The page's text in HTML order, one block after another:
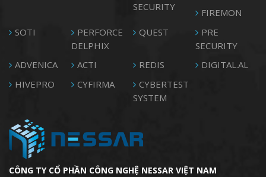
SECURITY
FIREMON
SOTI
PERFORCE
DELPHIX
QUEST
PRE
SECURITY
ADVENICA
ACTI REDIS
DIGITAL.AL
HIVEPRO
CYFIRMA
CYBERTEST
SYSTEM
CÔNG TY CỔ PHẦN CÔNG NGHỆ NESSAR VIỆT NAM